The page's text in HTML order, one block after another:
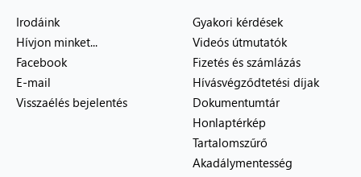
Irodáink
Hívjon minket...
Facebook
E-mail
Visszaélés bejelentés
Gyakori kérdések
Videós útmutatók
Fizetés és számlázás
Hívásvégződtetési díjak
Dokumentumtár
Honlaptérkép
Tartalomszűrő
Akadálymentesség